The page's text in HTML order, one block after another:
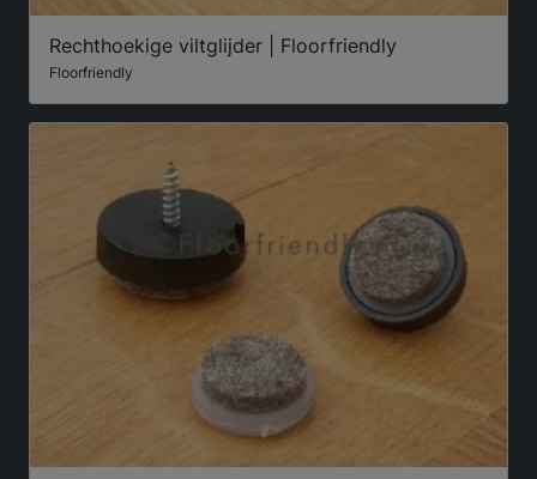
Rechthoekige viltglijder | Floorfriendly
Floorfriendly